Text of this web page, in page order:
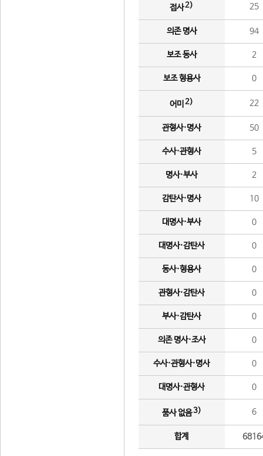
접사2) 25
의존 명사 94
보조 동사 2
보조 형용사 0
어미 2) 22
관형사·명사 50
수사·관형사 5
명사·부사 2
감탄사·명사 10
대명사·부사 0
대명사·감탄사 0
동사·형용사 0
관형사·감탄사 0
부사·감탄사 0
의존 명사·조사 0
수사·관형사·명사 0
대명사·관형사 0
품사 없음3) 6
합계